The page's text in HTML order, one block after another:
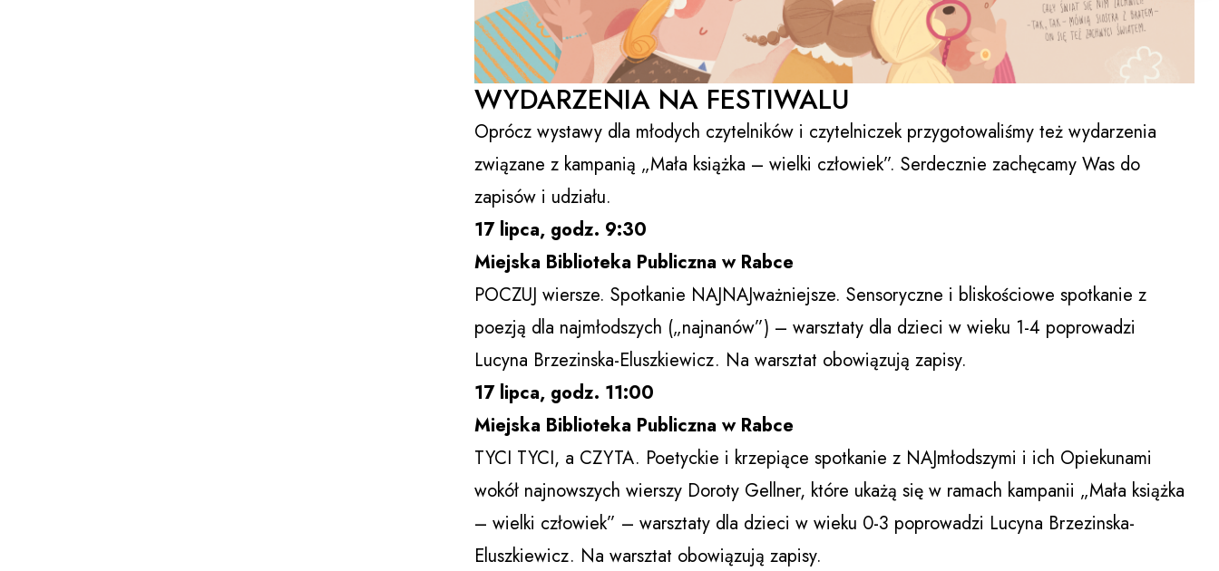
WYDARZENIA NA FESTIWALU
Oprócz wystawy dla młodych czytelników i czytelniczek przygotowaliśmy też wydarzenia
związane z kampanią „Mała książka – wielki człowiek”. Serdecznie zachęcamy Was do
zapisów i udziału.
17 lipca, godz. 9:30
Miejska Biblioteka Publiczna w Rabce
POCZUJ wiersze. Spotkanie NAJNAJważniejsze. Sensoryczne i bliskościowe spotkanie z
poezją dla najmłodszych („najnanów”) – warsztaty dla dzieci w wieku 1-4 poprowadzi
Lucyna Brzezinska-Eluszkiewicz. Na warsztat obowiązują zapisy.
17 lipca, godz. 11:00
Miejska Biblioteka Publiczna w Rabce
TYCI TYCI, a CZYTA. Poetyckie i krzepiące spotkanie z NAJmłodszymi i ich Opiekunami
wokół najnowszych wierszy Doroty Gellner, które ukażą się w ramach kampanii „Mała książka
– wielki człowiek” – warsztaty dla dzieci w wieku 0-3 poprowadzi Lucyna Brzezinska-
Eluszkiewicz. Na warsztat obowiązują zapisy.